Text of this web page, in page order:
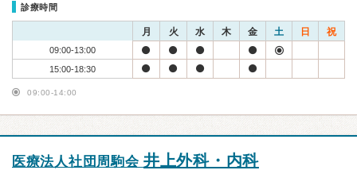
診療時間
月 火 水 木 金 土 日 祝
09:00-13:00
15:00-18:30
09:00-14:00
医療法人社団周駒会 井上外科・内科